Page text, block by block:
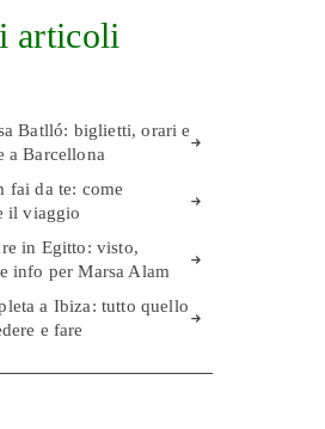
articoli
Batlló: biglietti, orari e
a Barcellona
fai da te: come
il viaggio
in Egitto: visto,
info per Marsa Alam
a Ibiza: tutto quello
e fare